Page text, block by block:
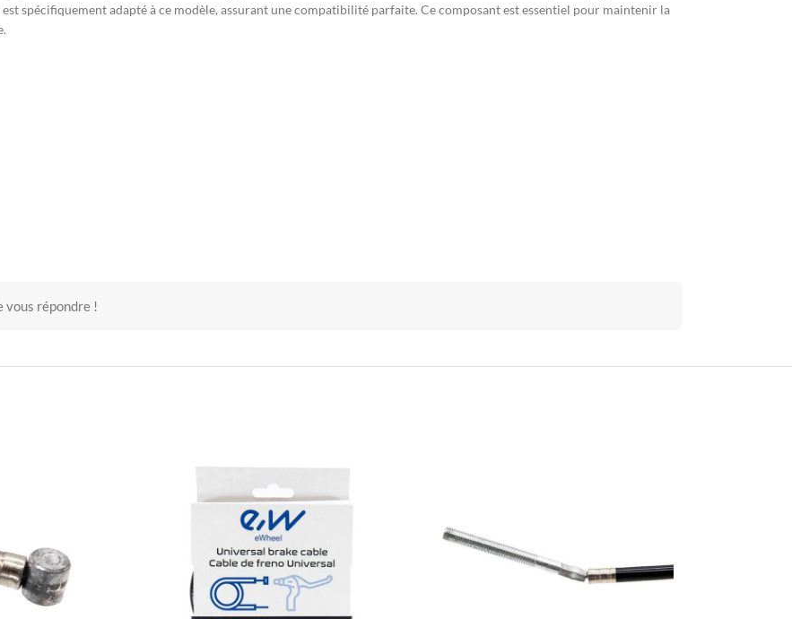
spécifiquement adapté à ce modèle, assurant une compatibilité parfaite. Ce composant est essentiel pour maintenir la
vous répondre !